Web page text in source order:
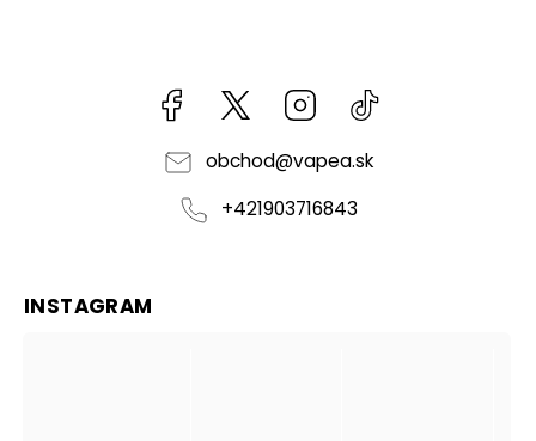
Facebook kzifcak85131Instagram
obchod@vapea.sk
+421903716843
INSTAGRAM